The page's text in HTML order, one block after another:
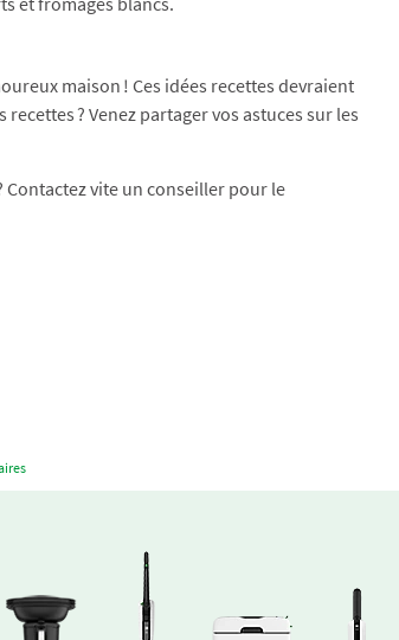
maison ! Ces idées recettes devraient
? Venez partager vos astuces sur les
Contactez vite un conseiller pour le